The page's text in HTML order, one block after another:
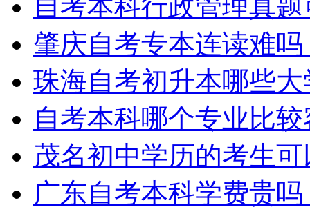
自考本科行政管理真
肇庆自考专本连读难吗
珠海自考初升本哪些
自考本科哪个专业比
茂名初中学历的考生
广东自考本科学费贵